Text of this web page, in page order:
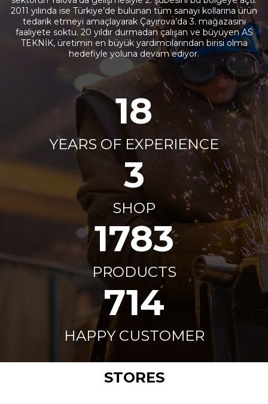
2011 yılında ise Türkiye’de bulunan tüm sanayi kollarına ürün
tedarik etmeyi amaçlayarak Çayırova’da 3. mağazasını
faaliyete soktu. 20 yıldır durmadan çalışan ve büyüyen AS
TEKNİK, üretimin en büyük yardımcılarından birisi olma
hedefiyle yoluna devam ediyor.
20
YEARS OF EXPERIENCE
3
SHOP
2000+
PRODUCTS
800+
HAPPY CUSTOMER
STORES